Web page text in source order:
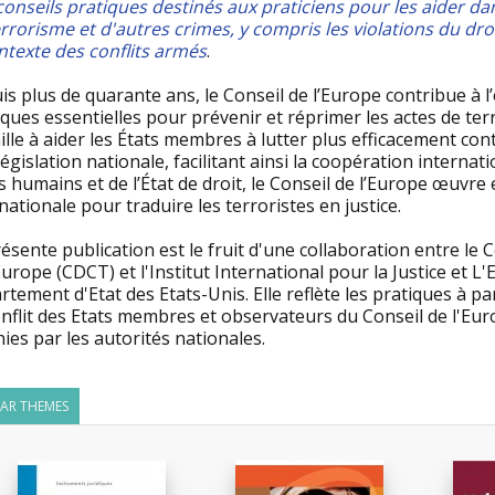
pratiques destinés aux praticiens pour les aider
et d'autres crimes, y compris les violations du
des conflits armés.
plus de quarante ans, le Conseil de l’Europe contribue
essentielles pour prévenir et réprimer les actes de
à aider les États membres à lutter plus efficacement
nationale, facilitant ainsi la coopération
humains et de l’État de droit, le Conseil de l’Europe
pour traduire les terroristes en justice.
publication est le fruit d'une collaboration entre le
(CDCT) et l'Institut International pour la Justice et
d'Etat des Etats-Unis. Elle reflète les pratiques à
des Etats membres et observateurs du Conseil de
par les autorités nationales.
THEMES